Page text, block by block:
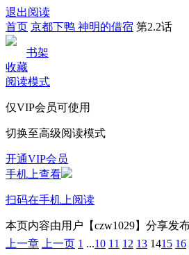
退出阅读
首页 京都下鸭 神明的借宿 第2.2话
书架
收藏
阅读模式
仅VIP会员可使用
切换至高级阅读模式
开通VIP会员
手机上查看
扫码在手机上阅读
本页内容由用户【czw1029】分享发
上一章
上一页 1 ...10 11 12 13 1415 16